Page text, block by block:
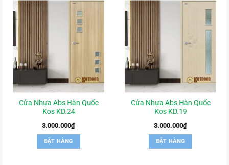
Cửa Nhựa Abs Hàn Quốc
Kos KD.24
3.000.000₫
ĐẶT HÀNG
Cửa Nhựa Abs Hàn Quốc
Kos KD.19
3.000.000₫
ĐẶT HÀNG